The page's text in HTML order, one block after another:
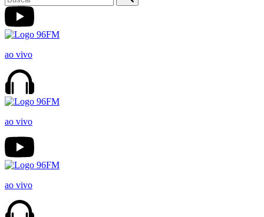
ao vivo
ao vivo
ao vivo